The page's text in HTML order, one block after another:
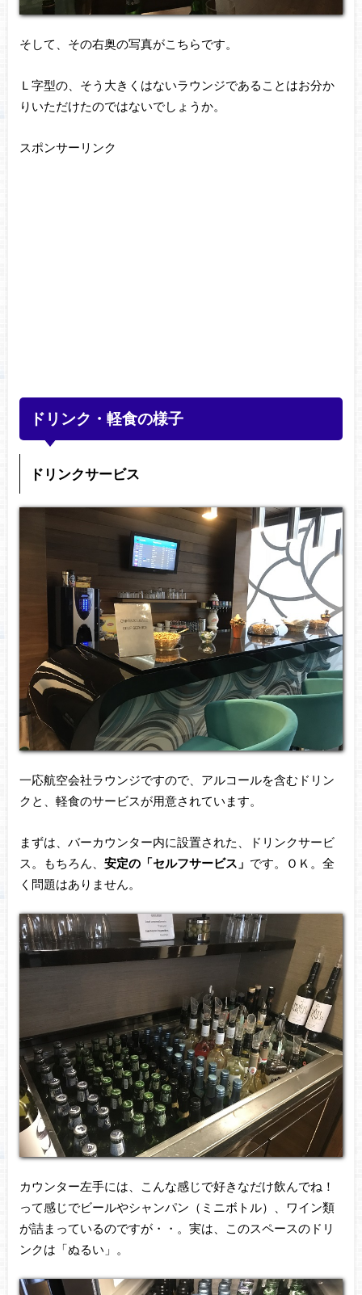
そして、その右奥の写真がこちらです。
Ｌ字型の、そう大きくはないラウンジであることはお分か
りいただけたのではないでしょうか。
スポンサーリンク
ドリンク・軽食の様子
ドリンクサービス
一応航空会社ラウンジですので、アルコールを含むドリン
クと、軽食のサービスが用意されています。
まずは、バーカウンター内に設置された、ドリンクサービ
ス。もちろん、 安定の「セルフサービス」 です。ＯＫ。全
く問題はありません。
カウンター左手には、こんな感じで好きなだけ飲んでね！
って感じでビールやシャンパン（ミニボトル）、ワイン類
が詰まっているのですが・・。実は、このスペースのドリ
ンクは「ぬるい」。